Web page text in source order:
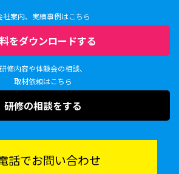
社案内、実績事例はこちら
をダウンロードする
研修内容や体験会の相談、
取材依頼はこちら
研修の相談をする
話でお問い合わせ